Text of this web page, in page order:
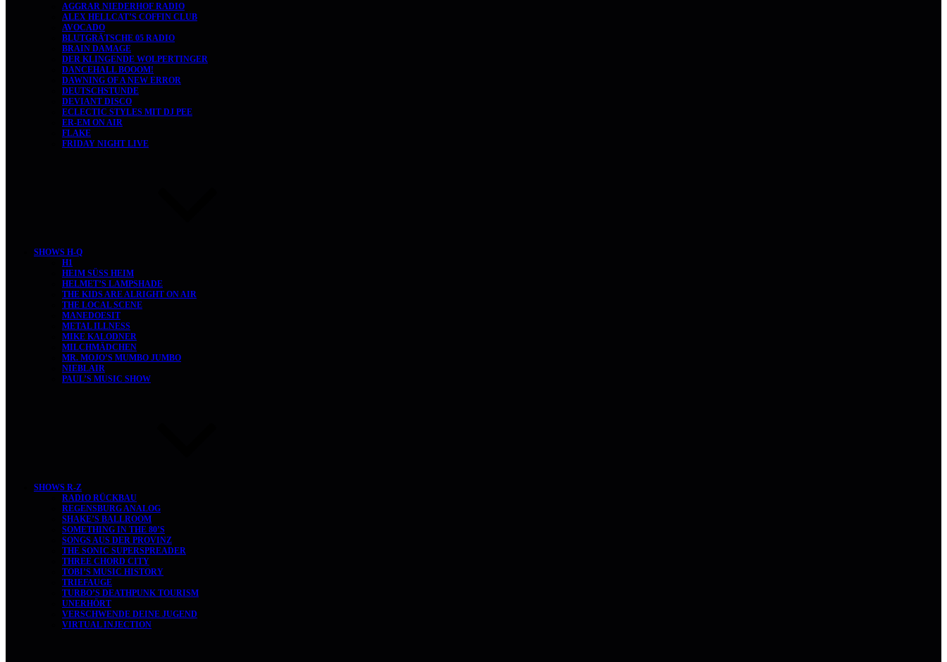
AGGRAR NIEDERHOF RADIO
ALEX HELLCAT’S COFFIN CLUB
AVOCADO
BLUTGRÄTSCHE 05 RADIO
BRAIN DAMAGE
DER KLINGENDE WOLPERTINGER
DANCEHALL BOOOM!
DAWNING OF A NEW ERROR
DEUTSCHSTUNDE
DEVIANT DISCO
ECLECTIC STYLES MIT DJ PEE
ER-EM ON AIR
FLAKE
FRIDAY NIGHT LIVE
SHOWS H-Q
H1
HEIM SÜSS HEIM
HELMET’S LAMPSHADE
THE KIDS ARE ALRIGHT ON AIR
THE LOCAL SCENE
MANEDOESIT
METAL ILLNESS
MIKE KALODNER
MILCHMÄDCHEN
MR. MOJO’S MUMBO JUMBO
NIEBLAIR
PAUL’S MUSIC SHOW
SHOWS R-Z
RADIO RÜCKBAU
REGENSBURG ANALOG
SHAKE’S BALLROOM
SOMETHING IN THE 80’S
SONGS AUS DER PROVINZ
THE SONIC SUPERSPREADER
THREE CHORD CITY
TOBI’S MUSIC HISTORY
TRIEFAUGE
TURBO’S DEATHPUNK TOURISM
UNERHÖRT
VERSCHWENDE DEINE JUGEND
VIRTUAL INJECTION